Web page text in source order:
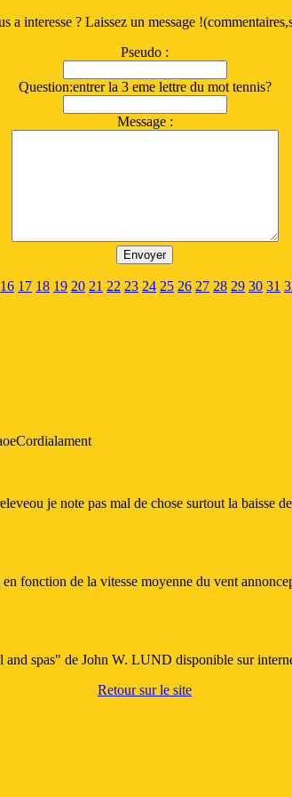
a interesse ? Laissez un message
Pseudo :
Question:entrer la 3 eme lettre du mot tennis?
Message :
16 17 18 19 20 21 22 23 24 25 26 27 28 29 30 31
je note pas mal de chose surtout la baisse
fonction de la vitesse moyenne du vent
spas" de John W. LUND disponible sur
Retour sur le site